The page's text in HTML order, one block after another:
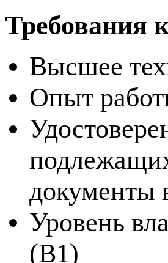
Требования
Высшее
Опыт
документы
Уровень
(B1)